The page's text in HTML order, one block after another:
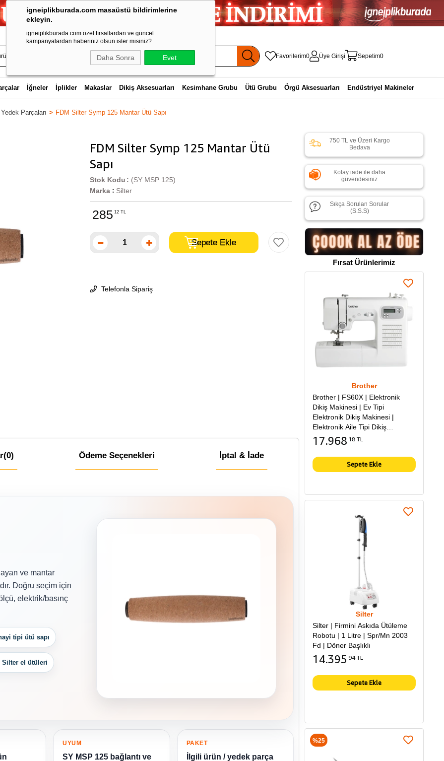
igneiplikburada.com masaüstü bildirimlerine
ekleyin.
igneiplikburada.com özel fırsatlardan ve güncel
kampanyalardan haberiniz olsun ister misiniz?
Daha Sonra Evet Favorilerim0 Üye Girişi Sepetim0
İğneler İplikler Makaslar Dikiş Aksesuarları Kesimhane Grubu Ütü Grubu Örgü Aksesuarları Endüstriyel Makineler
Parçaları FDM Silter Symp 125 Mantar Ütü Sapı
FDM Silter Symp 125 Mantar Ütü
Sapı
(SY MSP 125)
Stok Kodu
Marka : Silter
285 12 TL
Telefonla Sipariş
(0) Ödeme Seçenekleri İptal & İade
ve mantar
Doğru seçim için
elektrik/basınç
tipi ütü sapı
Silter el ütüleri
UYUM
SY MSP 125 bağlantı ve
PAKET
İlgili ürün / yedek parça
750 TL ve Üzeri Kargo
Bedava
Kolay iade ile daha
güvendesiniz
Sıkça Sorulan Sorular
(S.S.S)
Fırsat Ürünlerimiz
Brother
Brother | FS60X | Elektronik
Dikiş Makinesi | Ev Tipi
Elektronik Dikiş Makinesi |
Elektronik Aile Tipi Dikiş
Makinesi
17.968 18 TL
Sepete Ekle
Silter
Silter | Firmini Askıda Ütüleme
Robotu | 1 Litre | Spr/Mn 2003
Fd | Döner Başlıklı
14.395 94 TL
Sepete Ekle
%25